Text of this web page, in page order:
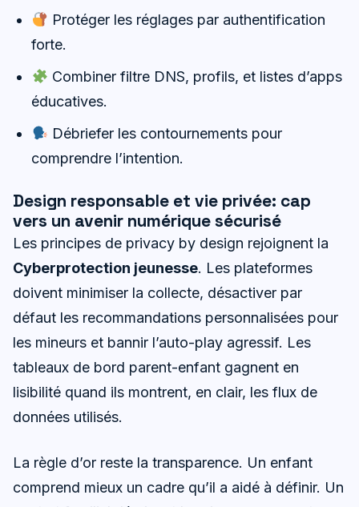
Protéger les réglages par authentification
forte.
Combiner filtre DNS, profils, et listes d’apps
éducatives.
Débriefer les contournements pour
comprendre l’intention.
Design responsable et vie privée: cap
vers un avenir numérique sécurisé
Les principes de privacy by design rejoignent la
Cyberprotection jeunesse. Les plateformes
doivent minimiser la collecte, désactiver par
défaut les recommandations personnalisées pour
les mineurs et bannir l’auto-play agressif. Les
tableaux de bord parent-enfant gagnent en
lisibilité quand ils montrent, en clair, les flux de
données utilisés.
La règle d’or reste la transparence. Un enfant
comprend mieux un cadre qu’il a aidé à définir. Un